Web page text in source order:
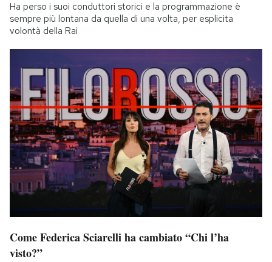
Ha perso i suoi conduttori storici e la programmazione è
sempre più lontana da quella di una volta, per esplicita
volontà della Rai
Come Federica Sciarelli ha cambiato “Chi l’ha
visto?”